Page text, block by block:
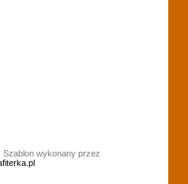
Szablon wykonany przez